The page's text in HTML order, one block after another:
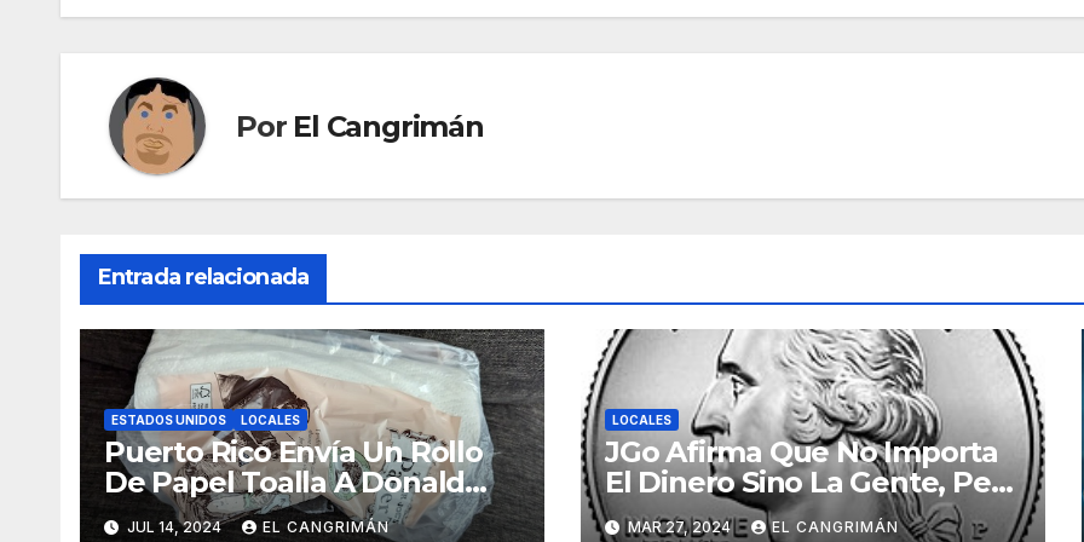
entradas
Por El Cangrimán
Entrada relacionada
ESTADOS UNIDOS LOCALES
Puerto Rico Envía Un Rollo
De Papel Toalla A Donald
Trump Pa’ Que Use Las Hojas
JUL 14, 2024 EL CANGRIMÁN
LOCALES
JGo Afirma Que No Importa
El Dinero Sino La Gente, Pero
Pregunta: «¿De Verdad No
MAR 27, 2024 EL CANGRIMÁN